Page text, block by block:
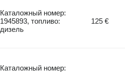
Каталожный номер:
1945893, топливо:
дизель
125 €
Каталожный номер: